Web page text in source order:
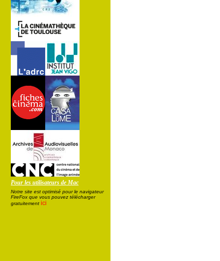
Pour les utilisateurs de Mac
Notre site est optimisé pour le navigateur
FireFox que vous pouvez télécharger
gratuitement ici